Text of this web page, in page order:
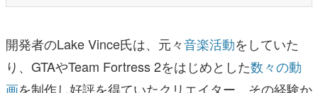
開発者のLake Vince氏は、元々音楽活動をしていた
り、GTAやTeam Fortress 2をはじめとした数々の動
画を制作し好評を得ていたクリエイター。その経験か